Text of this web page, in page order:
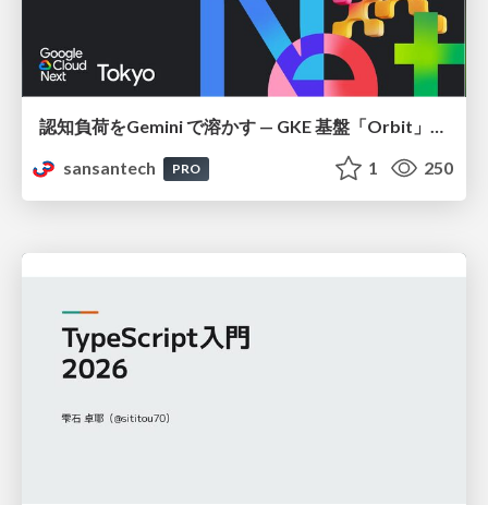
認知負荷をGemini で溶かす — GKE 基盤「Orbit」における AI エージェントの実践
sansantech
PRO 1 250